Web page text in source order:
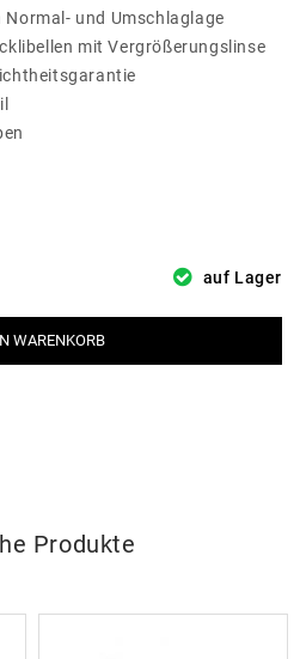
und Umschlaglage
mit Vergrößerungslinse
auf Lager
WARENKORB
Produkte